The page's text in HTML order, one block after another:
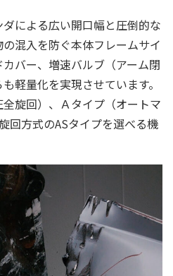
による広い開口幅と圧倒的な
混入を防ぐ本体フレームサイ
バー、増速バルブ（アーム閉
軽量化を実現させています。
旋回）、Ａタイプ（オートマ
回方式のASタイプを選べる機